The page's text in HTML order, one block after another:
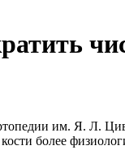
им. Я. Л.
кости более